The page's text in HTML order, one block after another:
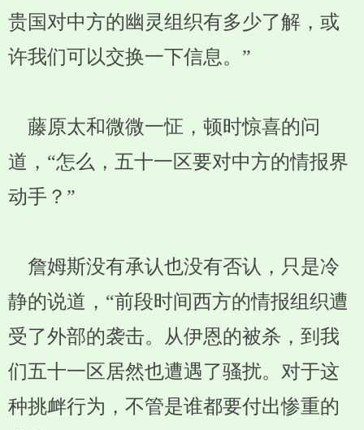
贵国对中方的幽灵组织有多少了解，或
许我们可以交换一下信息。”
藤原太和微微一怔，顿时惊喜的问
道，“怎么，五十一区要对中方的情报界
动手？”
詹姆斯没有承认也没有否认，只是冷
静的说道，“前段时间西方的情报组织遭
受了外部的袭击。从伊恩的被杀，到我
们五十一区居然也遭遇了骚扰。对于这
种挑衅行为，不管是谁都要付出惨重的